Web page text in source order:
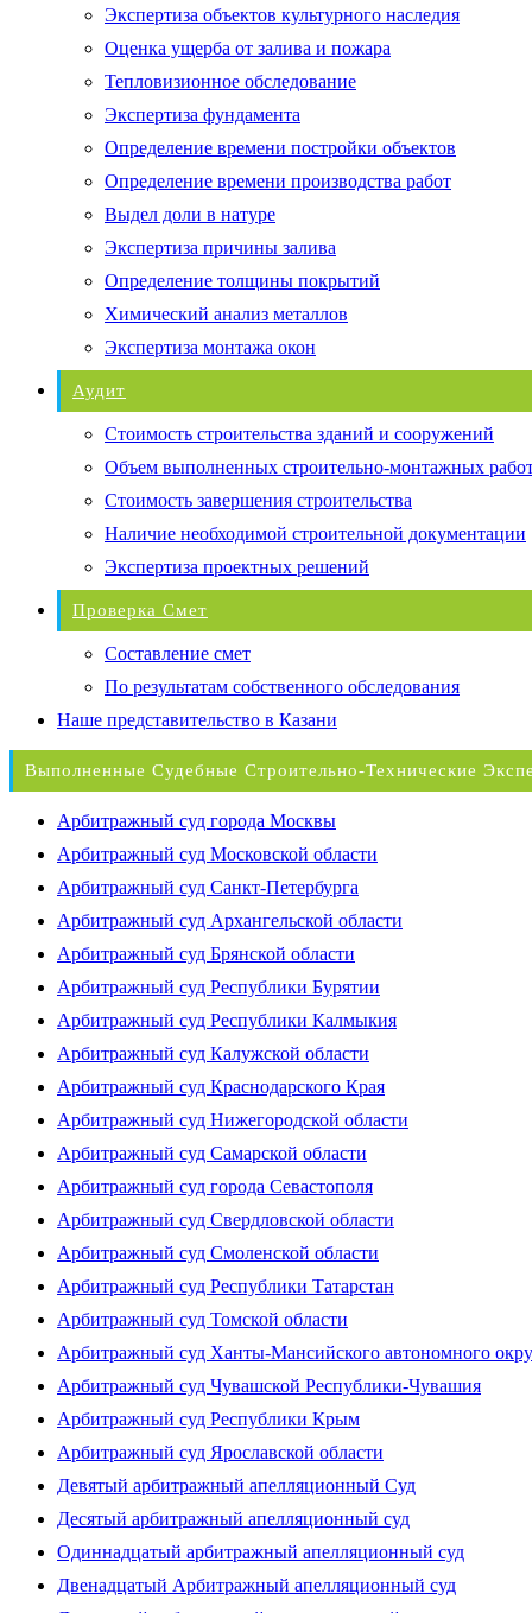
Экспертиза объектов культурного наследия
Оценка ущерба от залива и пожара
Тепловизионное обследование
Экспертиза фундамента
Определение времени постройки объектов
Определение времени производства работ
Выдел доли в натуре
Экспертиза причины залива
Определение толщины покрытий
Химический анализ металлов
Экспертиза монтажа окон
Аудит
Стоимость строительства зданий и сооружений
Объем выполненных строительно-монтажных
Стоимость завершения строительства
Наличие необходимой строительной документации
Экспертиза проектных решений
Проверка Смет
Составление смет
По результатам собственного обследования
Наше представительство в Казани
Выполненные Судебные Строительно-Технические
Арбитражный суд города Москвы
Арбитражный суд Московской области
Арбитражный суд Санкт-Петербурга
Арбитражный суд Архангельской области
Арбитражный суд Брянской области
Арбитражный суд Республики Бурятии
Арбитражный суд Республики Калмыкия
Арбитражный суд Калужской области
Арбитражный суд Краснодарского Края
Арбитражный суд Нижегородской области
Арбитражный суд Самарской области
Арбитражный суд города Севастополя
Арбитражный суд Свердловской области
Арбитражный суд Смоленской области
Арбитражный суд Республики Татарстан
Арбитражный суд Томской области
Арбитражный суд Ханты-Мансийского автономного
Арбитражный суд Чувашской Республики-Чувашия
Арбитражный суд Республики Крым
Арбитражный суд Ярославской области
Девятый арбитражный апелляционный Суд
Десятый арбитражный апелляционный суд
Одиннадцатый арбитражный апелляционный суд
Двенадцатый Арбитражный апелляционный суд